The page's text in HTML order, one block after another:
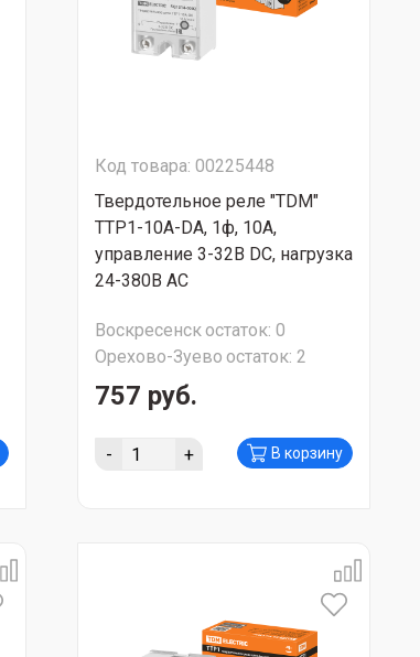
Код товара: 00225448
Твердотельное реле "TDM"
ТТР1-10А-DА, 1ф, 10А,
управление 3-32В DС, нагрузка
24-380В АС
Воскресенскостаток: 0
Орехово-Зуево остаток: 2
757 руб.
- + В корзину